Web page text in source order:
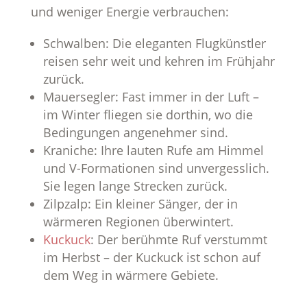
und weniger Energie verbrauchen:
Schwalben: Die eleganten Flugkünstler
reisen sehr weit und kehren im Frühjahr
zurück.
Mauersegler: Fast immer in der Luft –
im Winter fliegen sie dorthin, wo die
Bedingungen angenehmer sind.
Kraniche: Ihre lauten Rufe am Himmel
und V-Formationen sind unvergesslich.
Sie legen lange Strecken zurück.
Zilpzalp: Ein kleiner Sänger, der in
wärmeren Regionen überwintert.
Kuckuck: Der berühmte Ruf verstummt
im Herbst – der Kuckuck ist schon auf
dem Weg in wärmere Gebiete.